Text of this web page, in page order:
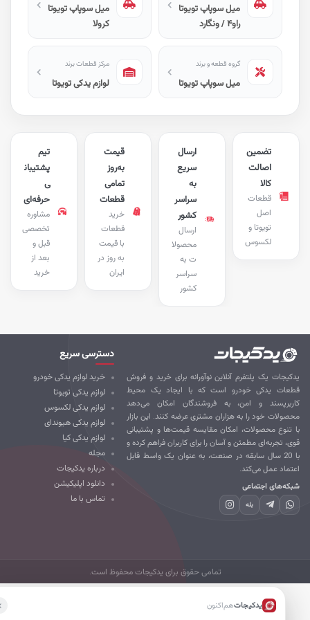
میل سوپاپ تویوتا
میل سوپاپ تویوتا
کرولا
گروه قطعه و برند
میل سوپاپ تویوتا
مرکز قطعات برند
لوازم یدکی تویوتا
پشتیبان
حرفه‌ای
مشاوره
تخصصی
قبل و
بعد از
خرید
قیمت
به‌روز
تمامی
قطعات
خرید
قطعات
با قیمت
به روز در
ایران
ارسال
سریع
سراسر
کشور
ارسال
محصولا
ت به
سراسر
کشور
تضمین
اصالت
قطعات
تویوتا و
لکسوس
یک پلتفرم آنلاین نوآورانه برای خرید و فروش
یدکی خودرو است که با ایجاد یک محیط
و امن، به فروشندگان امکان می‌دهد
خود را به هزاران مشتری عرضه کنند. این بازار
تنوع محصولات، امکان مقایسه قیمت‌ها و پشتیبانی
تجربه‌ای مطمئن و آسان را برای کاربران فراهم کرده و
با 20 سال سابقه در صنعت، به عنوان یک واسط قابل
عمل می‌کند.
اجتماعی
بله
دسترسی سریع
خرید لوازم یدکی خودرو
لوازم یدکی تویوتا
لوازم یدکی لکسوس
لوازم یدکی هیوندای
لوازم یدکی کیا
مجله
درباره یدکیجات
دانلود اپلیکیشن
تماس با ما
تمامی حقوق برای یدکیجات محفوظ است.
یدکیجاتهم‌اکنون